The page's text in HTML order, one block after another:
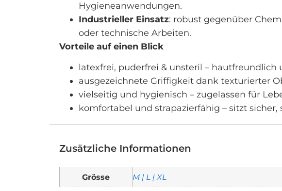
Hygieneanwendungen.
Industrieller Einsatz: robust gegenüber
oder technische Arbeiten.
Vorteile auf einen Blick
latexfrei, puderfrei & unsteril – hautfreundlich
ausgezeichnete Griffigkeit dank texturierter
vielseitig und hygienisch – zugelassen für
komfortabel und strapazierfähig – sitzt sicher,
Zusätzliche Informationen
Grösse M | L | XL